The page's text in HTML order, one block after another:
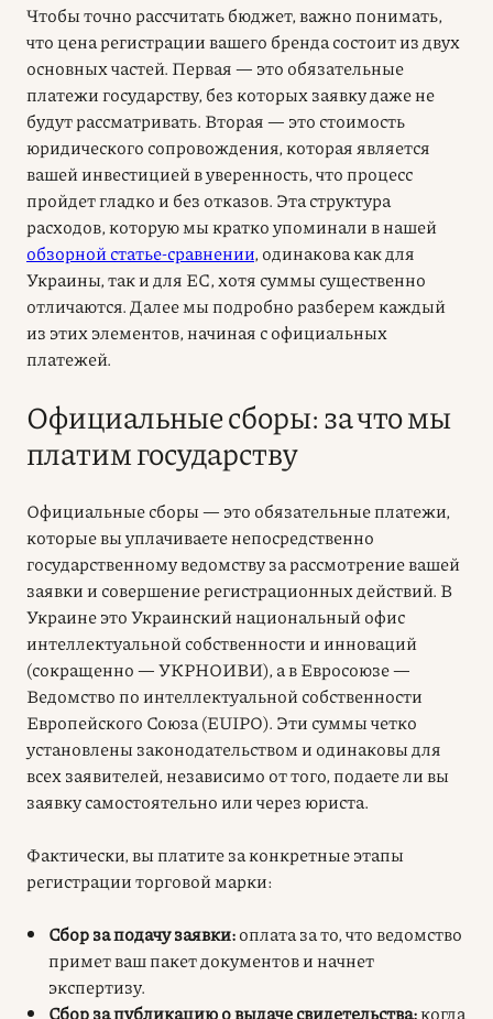
Чтобы точно рассчитать бюджет, важно понимать,
что цена регистрации вашего бренда состоит из двух
основных частей. Первая — это обязательные
платежи государству, без которых заявку даже не
будут рассматривать. Вторая — это стоимость
юридического сопровождения, которая является
вашей инвестицией в уверенность, что процесс
пройдет гладко и без отказов. Эта структура
расходов, которую мы кратко упоминали в нашей
обзорной статье-сравнении, одинакова как для
Украины, так и для ЕС, хотя суммы существенно
отличаются. Далее мы подробно разберем каждый
из этих элементов, начиная с официальных
платежей.
Официальные сборы: за что мы
платим государству
Официальные сборы — это обязательные платежи,
которые вы уплачиваете непосредственно
государственному ведомству за рассмотрение вашей
заявки и совершение регистрационных действий. В
Украине это Украинский национальный офис
интеллектуальной собственности и инноваций
(сокращенно — УКРНОИВИ), а в Евросоюзе —
Ведомство по интеллектуальной собственности
Европейского Союза (EUIPO). Эти суммы четко
установлены законодательством и одинаковы для
всех заявителей, независимо от того, подаете ли вы
заявку самостоятельно или через юриста.
Фактически, вы платите за конкретные этапы
регистрации торговой марки:
Сбор за подачу заявки:оплата за то, что ведомство
примет ваш пакет документов и начнет
экспертизу.
Сбор за публикацию о выдаче свидетельства:когда